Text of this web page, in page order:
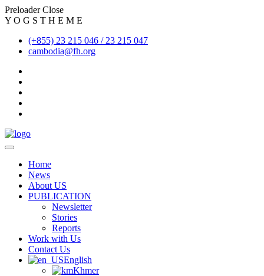
Preloader Close
Y O G S T H E M E
(+855) 23 215 046 / 23 215 047
cambodia@fh.org
Home
News
About US
PUBLICATION
Newsletter
Stories
Reports
Work with Us
Contact Us
English
Khmer